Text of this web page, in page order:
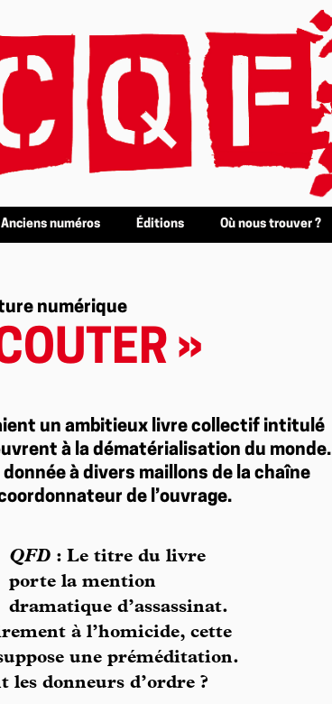
Anciens numéros Éditions Où nous trouver ?
numérique
»
un ambitieux livre collectif intitulé
à la dématérialisation du monde.
à divers maillons de la chaîne
de l’ouvrage.
QFD : Le titre du livre
porte la mention
dramatique d’assassinat.
à l’homicide, cette
une préméditation.
les donneurs d’ordre ?